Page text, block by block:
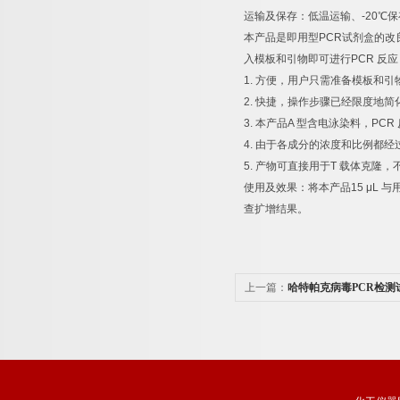
运输及保存：低温运输、 -20℃
本产品是即用型 PCR试剂盒的改
入模板和引物即可进行PCR 反
1. 方便，用户只需准备模板和引
2.快捷，操作步骤已经限度地简
3. 本产品A型含电泳染料， PCR
4. 由于各成分的浓度和比例都
5. 产物可直接用于T 载体克隆，
使用及效果：将本产品15 μL 与
查扩增结果。
上一篇： 哈特帕克病毒PCR检测